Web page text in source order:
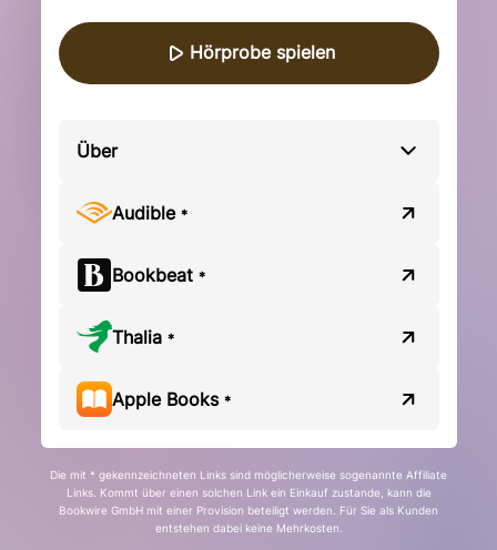
Hörprobe spielen
Über
Audible *
Bookbeat *
Thalia *
Apple Books *
Die mit * gekennzeichneten Links sind möglicherweise sogenannte Affiliate
Links. Kommt über einen solchen Link ein Einkauf zustande, kann die
Bookwire GmbH mit einer Provision beteiligt werden. Für Sie als Kunden
entstehen dabei keine Mehrkosten.